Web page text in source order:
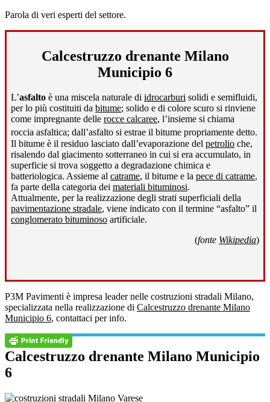
Parola di veri esperti del settore.
Calcestruzzo drenante Milano
Municipio 6
L’asfalto è una miscela naturale di idrocarburi solidi e semifluidi,
per lo più costituiti da bitume; solido e di colore scuro si rinviene
come impregnante delle rocce calcaree, l’insieme si chiama
roccia asfaltica; dall’asfalto si estrae il bitume propriamente detto.
Il bitume è il residuo lasciato dall’evaporazione del petrolio che,
risalendo dal giacimento sotterraneo in cui si era accumulato, in
superficie si trova soggetto a degradazione chimica e
batteriologica. Assieme al catrame, il bitume e la pece di catrame,
fa parte della categoria dei materiali bituminosi.
Attualmente, per la realizzazione degli strati superficiali della
pavimentazione stradale, viene indicato con il termine “asfalto” il
conglomerato bituminoso artificiale.
(fonte Wikipedia)
P3M Pavimenti è impresa leader nelle costruzioni stradali Milano,
specializzata nella realizzazione di Calcestruzzo drenante Milano
Municipio 6, contattaci per info.
Calcestruzzo drenante Milano Municipio
6